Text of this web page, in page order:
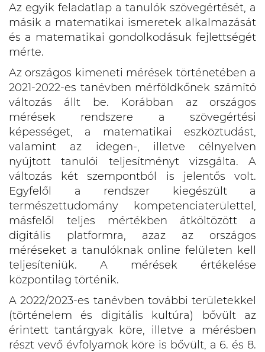
Az egyik feladatlap a tanulók szövegértését, a
másik a matematikai ismeretek alkalmazását
és a matematikai gondolkodásuk fejlettségét
mérte.
Az országos kimeneti mérések történetében a
2021-2022-es tanévben mérföldkőnek számító
változás állt be. Korábban az országos
mérések rendszere a szövegértési
képességet, a matematikai eszköztudást,
valamint az idegen-, illetve célnyelven
nyújtott tanulói teljesítményt vizsgálta. A
változás két szempontból is jelentős volt.
Egyfelől a rendszer kiegészült a
természettudomány kompetenciaterülettel,
másfelől teljes mértékben átköltözött a
digitális platformra, azaz az országos
méréseket a tanulóknak online felületen kell
teljesíteniük. A mérések értékelése
központilag történik.
A 2022/2023-es tanévben további területekkel
(történelem és digitális kultúra) bővült az
érintett tantárgyak köre, illetve a mérésben
részt vevő évfolyamok köre is bővült, a 6. és 8.